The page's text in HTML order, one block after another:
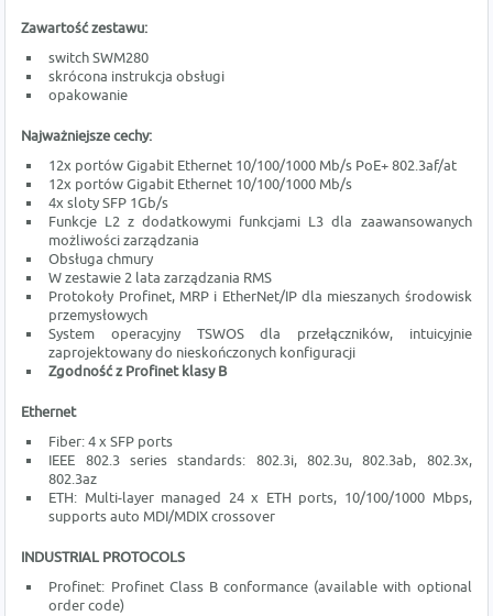
Zawartość zestawu:
switch SWM280
skrócona instrukcja obsługi
opakowanie
Najważniejsze cechy:
12x portów Gigabit Ethernet 10/100/1000 Mb/s PoE+ 802.3af/at
12x portów Gigabit Ethernet 10/100/1000 Mb/s
4x sloty SFP 1Gb/s
Funkcje L2 z dodatkowymi funkcjami L3 dla zaawansowanych
możliwości zarządzania
Obsługa chmury
W zestawie 2 lata zarządzania RMS
Protokoły Profinet, MRP i EtherNet/IP dla mieszanych środowisk
przemysłowych
System operacyjny TSWOS dla przełączników, intuicyjnie
zaprojektowany do nieskończonych konfiguracji
Zgodność z Profinet klasy B
Ethernet
Fiber: 4 x SFP ports
IEEE 802.3 series standards: 802.3i, 802.3u, 802.3ab, 802.3x,
802.3az
ETH: Multi-layer managed 24 x ETH ports, 10/100/1000 Mbps,
supports auto MDI/MDIX crossover
INDUSTRIAL PROTOCOLS
Profinet: Profinet Class B conformance (available with optional
order code)